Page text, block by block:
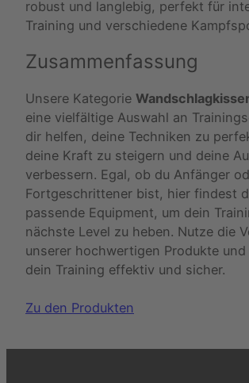
robust und langlebig, perfekt für
Training und verschiedene
Zusammenfassung
Unsere Kategorie
eine vielfältige Auswahl an
dir helfen, deine Techniken zu
deine Kraft zu steigern und deine
verbessern. Egal, ob du Anfänger
Fortgeschrittener bist, hier findest
passende Equipment, um dein
nächste Level zu heben. Nutze die
unserer hochwertigen Produkte
dein Training effektiv und sicher.
Zu den Produkten